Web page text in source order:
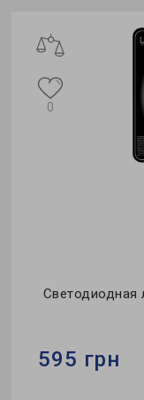
Светодиодная
0
595 грн